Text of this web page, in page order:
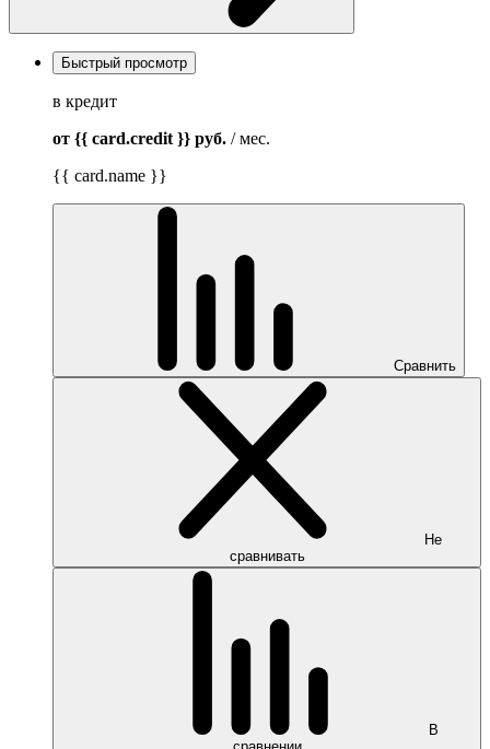
Быстрый просмотр
в кредит
от {{ card.credit }} руб. / мес.
{{ card.name }}
Сравнить
Не
сравнивать
В